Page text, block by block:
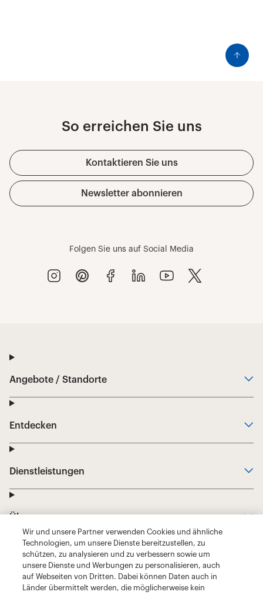
Wir und unsere Partner verwenden Cookies und ähnliche
Technologien, um unsere Dienste bereitzustellen, zu
schützen, zu analysieren und zu verbessern sowie um
unsere Dienste und Werbungen zu personalisieren, auch
auf Webseiten von Dritten. Dabei können Daten auch in
Länder übermittelt werden, die möglicherweise kein